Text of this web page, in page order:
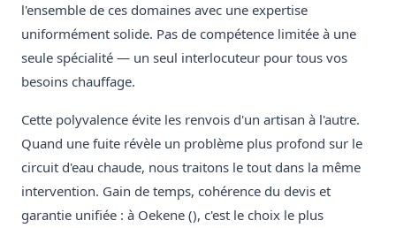
l'ensemble de ces domaines avec une expertise
uniformément solide. Pas de compétence limitée à une
seule spécialité — un seul interlocuteur pour tous vos
besoins chauffage.
Cette polyvalence évite les renvois d'un artisan à l'autre.
Quand une fuite révèle un problème plus profond sur le
circuit d'eau chaude, nous traitons le tout dans la même
intervention. Gain de temps, cohérence du devis et
garantie unifiée : à Oekene (), c'est le choix le plus